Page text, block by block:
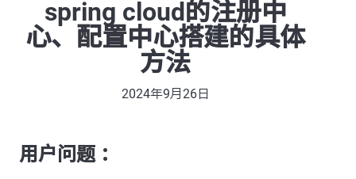
spring cloud的注册中
心、配置中心搭建的具体
方法
2024年9月26日
用户问题 ：